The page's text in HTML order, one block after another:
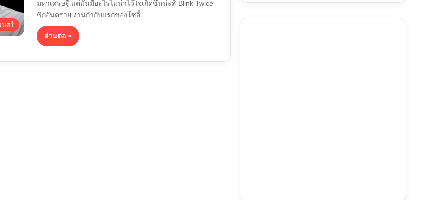
นตร์
มหาเศรษฐี แต่มันมีอะไรไม่น่าไว้ใจเกิดขึ้นน่ะสิ Blink Twice
ซิกอันตราย งานกำกับแรกของโซอี้
อ่านต่อ »